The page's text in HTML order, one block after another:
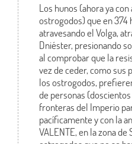
Los hunos (ahora ya
ostrogodos) que en 374
atravesando el Volga,
Dniéster, presionando
al comprobar que la
vez de ceder, como sus
los ostrogodos,
de personas
fronteras del Imperio
pacíficamente y con la
VALENTE, en la zona de